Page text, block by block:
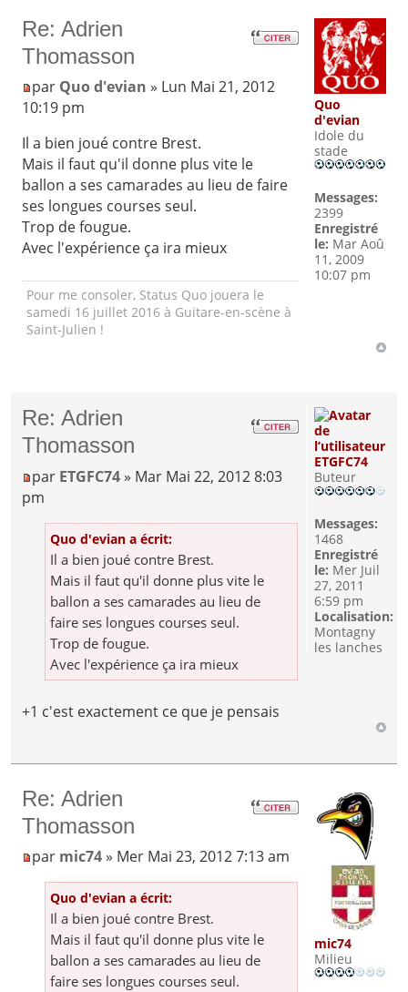
Re: Adrien
Thomasson
par Quo d'evian » Lun Mai 21, 2012
10:19 pm
Il a bien joué contre Brest.
Mais il faut qu'il donne plus vite le
ballon a ses camarades au lieu de faire
ses longues courses seul.
Trop de fougue.
Avec l'expérience ça ira mieux
Pour me consoler, Status Quo jouera le
samedi 16 juillet 2016 à Guitare-en-scène à
Saint-Julien !
Quo
d'evian
Idole du
stade
Messages:
2399
Enregistré
le: Mar Aoû
11, 2009
10:07 pm
Re: Adrien
Thomasson
par ETGFC74 » Mar Mai 22, 2012 8:03
pm
Quo d'evian a écrit:
Il a bien joué contre Brest.
Mais il faut qu'il donne plus vite le
ballon a ses camarades au lieu de
faire ses longues courses seul.
Trop de fougue.
Avec l'expérience ça ira mieux
+1 c'est exactement ce que je pensais
ETGFC74
Buteur
Messages:
1468
Enregistré
le: Mer Juil
27, 2011
6:59 pm
Localisation:
Montagny
les lanches
Re: Adrien
Thomasson
par mic74» Mer Mai 23, 2012 7:13 am
Quo d'evian a écrit:
Il a bien joué contre Brest.
Mais il faut qu'il donne plus vite le
ballon a ses camarades au lieu de
faire ses longues courses seul.
mic74
Milieu